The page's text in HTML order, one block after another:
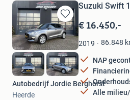
Bewaren
in
Mijn
Favorieten
Suzuki Swift
€ 16.450,-
2019 86.848
NAP
Alle
Autobedrijf Jordie Berghorst
Heerde